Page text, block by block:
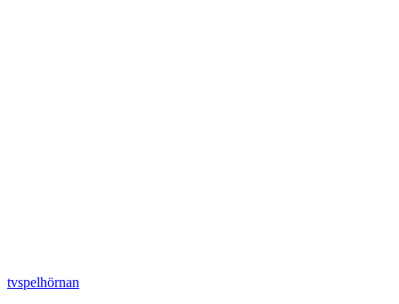
tvspelhörnan